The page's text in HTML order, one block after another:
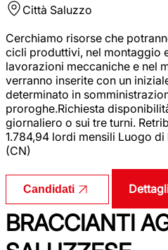
Città Saluzzo
Cerchiamo risorse che
cicli produttivi, nel montaggio
lavorazioni meccaniche e nel
verranno inserite con un
determinato in
proroghe.Richiesta
giornaliero o sui tre turni.
1.784,94 lordi mensili Luogo
(CN)
Candidati
BRACCIANTI